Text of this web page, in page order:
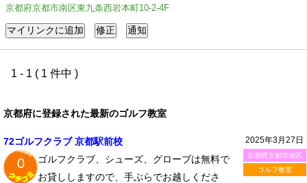
京都府京都市南区東九条西岩本町10-2-4F
1 - 1 ( 1 件中 )
京都府に登録された最新のゴルフ教室
2025年3月27日
京都府京都市南区
ゴルフ教室
72ゴルフクラブ 京都駅前校
0
ゴルフクラブ、シューズ、グローブは無料で
お貸ししますので、手ぶらでお越しくださ